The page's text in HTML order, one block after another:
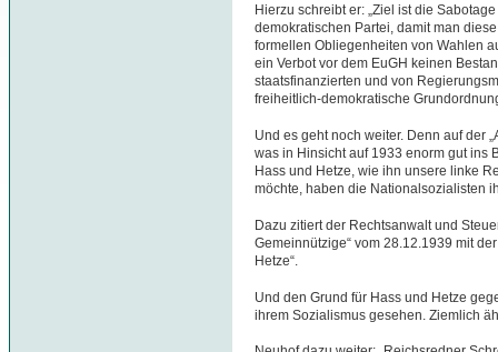
Hierzu schreibt er: „Ziel ist die
demokratischen Partei, damit man
formellen Obliegenheiten von Wahlen
ein Verbot vor dem EuGH keinen
staatsfinanzierten und von
freiheitlich-demokratische
Und es geht noch weiter. Denn auf der
was in Hinsicht auf 1933 enorm gut ins
Hass und Hetze, wie ihn unsere linke
möchte, haben die Nationalsozialisten
Dazu zitiert der Rechtsanwalt und
Gemeinnützige“ vom 28.12.1939 mit
Hetze“.
Und den Grund für Hass und Hetze
ihrem Sozialismus gesehen. Ziemlich